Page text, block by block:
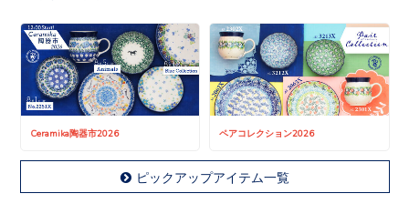
Ceramika陶器市2026 ペアコレクション2026
ピックアップアイテム一覧